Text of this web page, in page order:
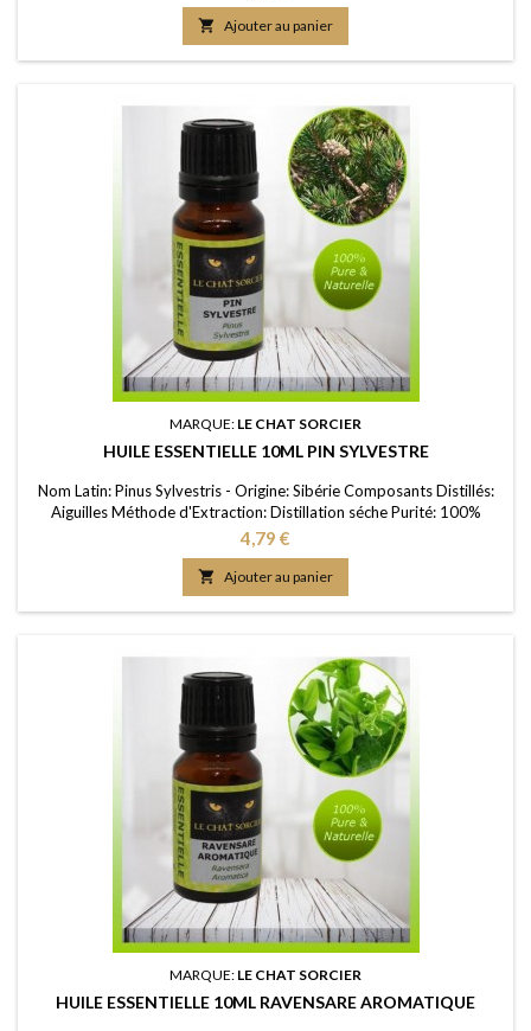
 Ajouter au panier
MARQUE: LE CHAT SORCIER
HUILE ESSENTIELLE 10ML PIN SYLVESTRE
Nom Latin: Pinus Sylvestris - Origine: Sibérie Composants Distillés:
Aiguilles Méthode d'Extraction: Distillation séche Purité: 100%
FDS/MSDS: Disponible sur demande
Prix
4,79 €
 Ajouter au panier
MARQUE: LE CHAT SORCIER
HUILE ESSENTIELLE 10ML RAVENSARE AROMATIQUE